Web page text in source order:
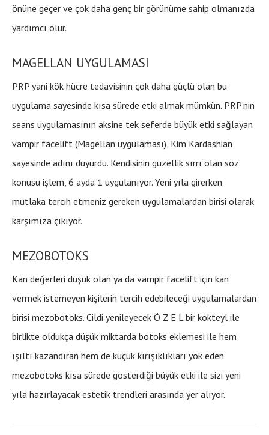
önüne geçer ve çok daha genç bir görünüme sahip olmanızda
yardımcı olur.
MAGELLAN UYGULAMASI
PRP yani kök hücre tedavisinin çok daha güçlü olan bu
uygulama sayesinde kısa sürede etki almak mümkün. PRP’nin
seans uygulamasının aksine tek seferde büyük etki sağlayan
vampir facelift (Magellan uygulaması), Kim Kardashian
sayesinde adını duyurdu. Kendisinin güzellik sırrı olan söz
konusu işlem, 6 ayda 1 uygulanıyor. Yeni yıla girerken
mutlaka tercih etmeniz gereken uygulamalardan birisi olarak
karşımıza çıkıyor.
MEZOBOTOKS
Kan değerleri düşük olan ya da vampir facelift için kan
vermek istemeyen kişilerin tercih edebileceği uygulamalardan
birisi mezobotoks. Cildi yenileyecek Ö Z E L bir kokteyl ile
birlikte oldukça düşük miktarda botoks eklemesi ile hem
ışıltı kazandıran hem de küçük kırışıklıkları yok eden
mezobotoks kısa sürede gösterdiği büyük etki ile sizi yeni
yıla hazırlayacak estetik trendleri arasında yer alıyor.